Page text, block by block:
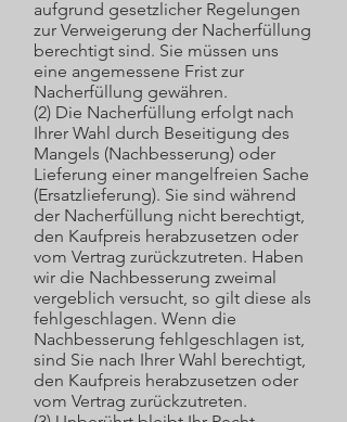
aufgrund gesetzlicher Regelungen
zur Verweigerung der Nacherfüllung
berechtigt sind. Sie müssen uns
eine angemessene Frist zur
Nacherfüllung gewähren.
(2) Die Nacherfüllung erfolgt nach
Ihrer Wahl durch Beseitigung des
Mangels (Nachbesserung) oder
Lieferung einer mangelfreien Sache
(Ersatzlieferung). Sie sind während
der Nacherfüllung nicht berechtigt,
den Kaufpreis herabzusetzen oder
vom Vertrag zurückzutreten. Haben
wir die Nachbesserung zweimal
vergeblich versucht, so gilt diese als
fehlgeschlagen. Wenn die
Nachbesserung fehlgeschlagen ist,
sind Sie nach Ihrer Wahl berechtigt,
den Kaufpreis herabzusetzen oder
vom Vertrag zurückzutreten.